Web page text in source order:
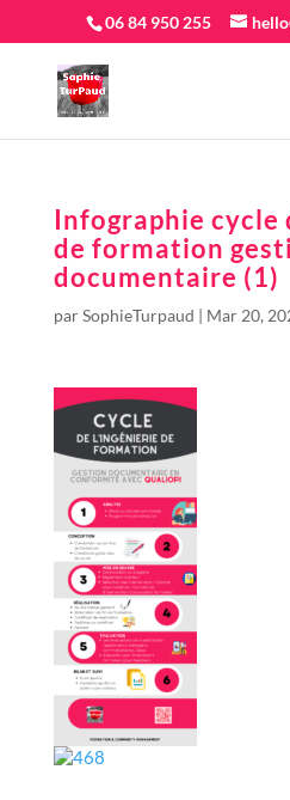
06 84 950 255
Infographie cycle
de formation
documentaire (1)
parSophieTurpaud | Mar 20,